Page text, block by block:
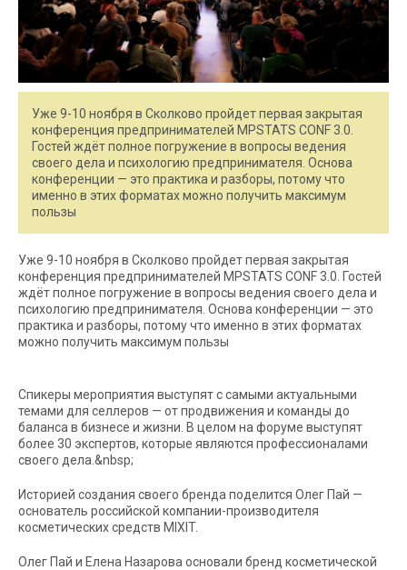
Уже 9-10 ноября в Сколково пройдет первая закрытая
конференция предпринимателей MPSTATS CONF 3.0.
Гостей ждёт полное погружение в вопросы ведения
своего дела и психологию предпринимателя. Основа
конференции — это практика и разборы, потому что
именно в этих форматах можно получить максимум
пользы
Уже 9-10 ноября в Сколково пройдет первая закрытая
конференция предпринимателей MPSTATS CONF 3.0. Гостей
ждёт полное погружение в вопросы ведения своего дела и
психологию предпринимателя. Основа конференции — это
практика и разборы, потому что именно в этих форматах
можно получить максимум пользы
Спикеры мероприятия выступят с самыми актуальными
темами для селлеров — от продвижения и команды до
баланса в бизнесе и жизни. В целом на форуме выступят
более 30 экспертов, которые являются профессионалами
своего дела.&nbsp;
Историей создания своего бренда поделится Олег Пай —
основатель российской компании-производителя
косметических средств MIXIT.
Олег Пай и Елена Назарова основали бренд косметической